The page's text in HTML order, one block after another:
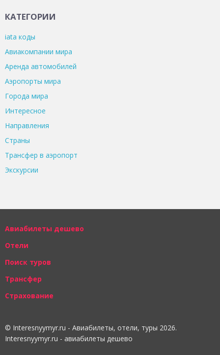
КАТЕГОРИИ
iata коды
Авиакомпании мира
Аренда автомобилей
Аэропорты мира
Города мира
Интересное
Направления
Страны
Трансфер в аэропорт
Экскурсии
Авиабилеты дешево
Отели
Поиск туров
Трансфер
Страхование
© Interesnyymyr.ru - Авиабилеты, отели, туры 2026.
Interesnyymyr.ru - авиабилеты дешево